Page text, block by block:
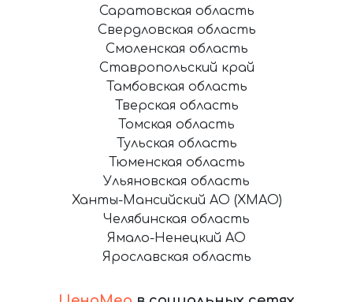
Саратовская область
Свердловская область
Смоленская область
Ставропольский край
Тамбовская область
Тверская область
Томская область
Тульская область
Тюменская область
Ульяновская область
Ханты-Мансийский АО (ХМАО)
Челябинская область
Ямало-Ненецкий АО
Ярославская область